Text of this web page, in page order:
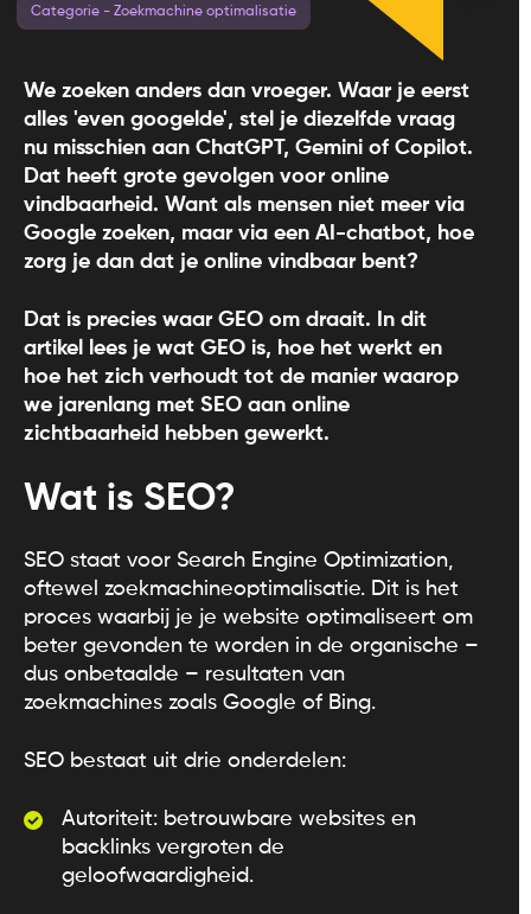
Categorie - Zoekmachine optimalisatie
We zoeken anders dan vroeger. Waar je eerst
alles 'even googelde', stel je diezelfde vraag
nu misschien aan ChatGPT, Gemini of Copilot.
Dat heeft grote gevolgen voor online
vindbaarheid. Want als mensen niet meer via
Google zoeken, maar via een AI-chatbot, hoe
zorg je dan dat je online vindbaar bent?
Dat is precies waar GEO om draait. In dit
artikel lees je wat GEO is, hoe het werkt en
hoe het zich verhoudt tot de manier waarop
we jarenlang met SEO aan online
zichtbaarheid hebben gewerkt.
Wat is SEO?
SEO staat voor Search Engine Optimization,
oftewel zoekmachineoptimalisatie. Dit is het
proces waarbij je je website optimaliseert om
beter gevonden te worden in de organische –
dus onbetaalde – resultaten van
zoekmachines zoals Google of Bing.
SEO bestaat uit drie onderdelen:
Autoriteit: betrouwbare websites en
backlinks vergroten de
geloofwaardigheid.